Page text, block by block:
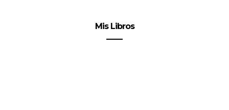
Mis Libros